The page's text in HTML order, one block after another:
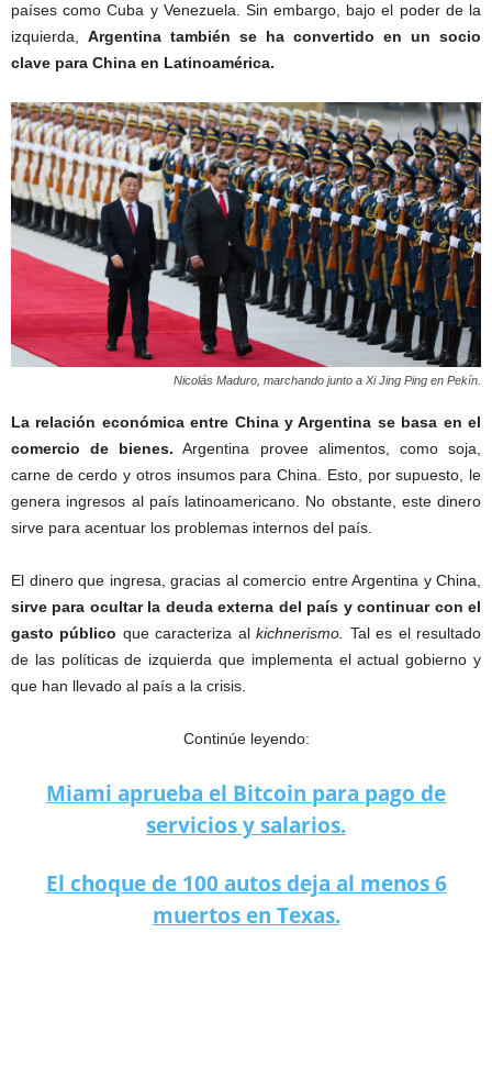
países como Cuba y Venezuela. Sin embargo, bajo el poder de la
izquierda, Argentina también se ha convertido en un socio
clave para China en Latinoamérica.
Nicolás Maduro, marchando junto a Xi Jing Ping en Pekín.
La relación económica entre China y Argentina se basa en el
comercio de bienes. Argentina provee alimentos, como soja,
carne de cerdo y otros insumos para China. Esto, por supuesto, le
genera ingresos al país latinoamericano. No obstante, este dinero
sirve para acentuar los problemas internos del país.
El dinero que ingresa, gracias al comercio entre Argentina y China,
sirve para ocultar la deuda externa del país y continuar con el
gasto público que caracteriza alkichnerismo. Tal es el resultado
de las políticas de izquierda que implementa el actual gobierno y
que han llevado al país a la crisis.
Continúe leyendo:
Miami aprueba el Bitcoin para pago de
servicios y salarios.
El choque de 100 autos deja al menos 6
muertos en Texas.